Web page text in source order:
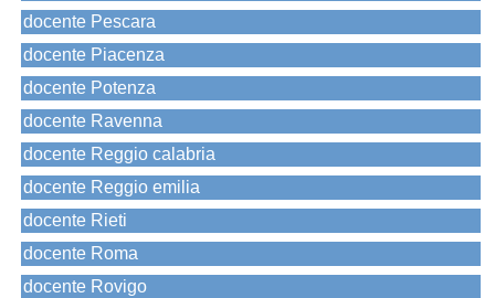
docente Pescara
docente Piacenza
docente Potenza
docente Ravenna
docente Reggio calabria
docente Reggio emilia
docente Rieti
docente Roma
docente Rovigo